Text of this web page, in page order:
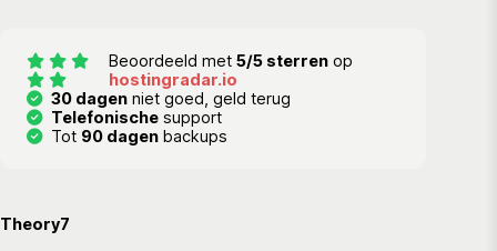
Beoordeeld met 5/5 sterrenop
hostingradar.io
30 dagen niet goed, geld terug
Telefonische support
Tot 90 dagen backups
Theory7